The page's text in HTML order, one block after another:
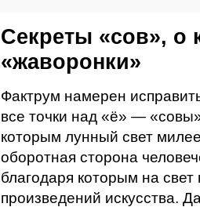
Секреты «сов», о
«жаворонки»
Фактрум намерен
все точки над «ё» —
которым лунный свет
оборотная сторона
благодаря которым на
произведений искусства.